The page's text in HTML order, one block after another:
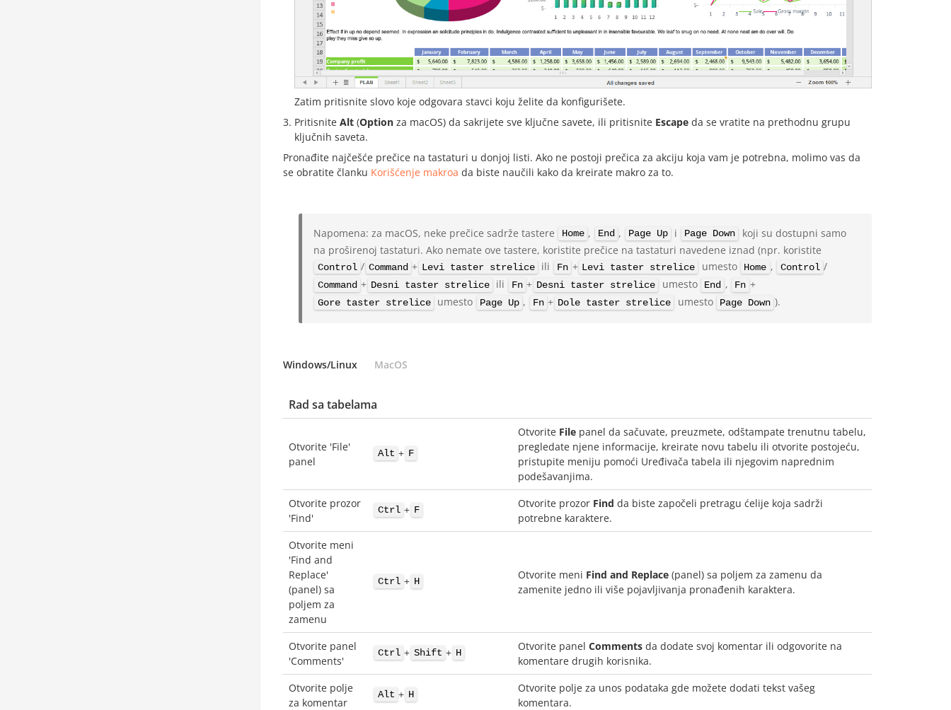
Zatim pritisnite slovo koje odgovara stavci koju želite da konfigurišete.
Pritisnite Alt (Option za macOS) da sakrijete sve ključne savete, ili pritisnite Escape da se vratite na prethodnu grupu
ključnih saveta.
Pronađite najčešće prečice na tastaturi u donjoj listi. Ako ne postoji prečica za akciju koja vam je potrebna, molimo vas da
se obratite članku Korišćenje makroa da biste naučili kako da kreirate makro za to.
Napomena: za macOS, neke prečice sadrže tastere Home , End , Page Up i Page Down
koji su dostupni samo
na proširenoj tastaturi. Ako nemate ove tastere, koristite prečice na tastaturi navedene iznad (npr. koristite
Control / Command + Levi taster strelice ili Fn + Levi taster strelice umesto Home , Control /
Command + Desni taster strelice ili Fn + Desni taster strelice umesto End , Fn +
Gore taster strelice umesto Page Up , Fn + Dole taster strelice umesto Page Down ).
Windows/Linux MacOS
Rad sa tabelama
Otvorite 'File'
panel
Alt + F
Otvorite File panel da sačuvate, preuzmete, odštampate trenutnu tabelu,
pregledate njene informacije, kreirate novu tabelu ili otvorite postojeću,
pristupite meniju pomoći Uređivača tabela ili njegovim naprednim
podešavanjima.
Otvorite prozor
'Find'
Ctrl + F
Otvorite prozor Find da biste započeli pretragu ćelije koja sadrži
potrebne karaktere.
Otvorite meni
'Find and
Replace'
(panel) sa
poljem za
zamenu
Ctrl + H
Otvorite meni Find and Replace (panel) sa poljem za zamenu da
zamenite jedno ili više pojavljivanja pronađenih karaktera.
Otvorite panel
'Comments'
Ctrl + Shift + H
Otvorite panel Comments da dodate svoj komentar ili odgovorite na
komentare drugih korisnika.
Otvorite polje
za komentar
Alt + H
Otvorite polje za unos podataka gde možete dodati tekst vašeg
komentara.